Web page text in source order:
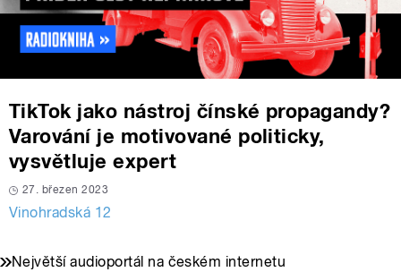
TikTok jako nástroj čínské propagandy?
Varování je motivované politicky,
vysvětluje expert
27. březen 2023
Vinohradská 12
Největší audioportál na českém internetu